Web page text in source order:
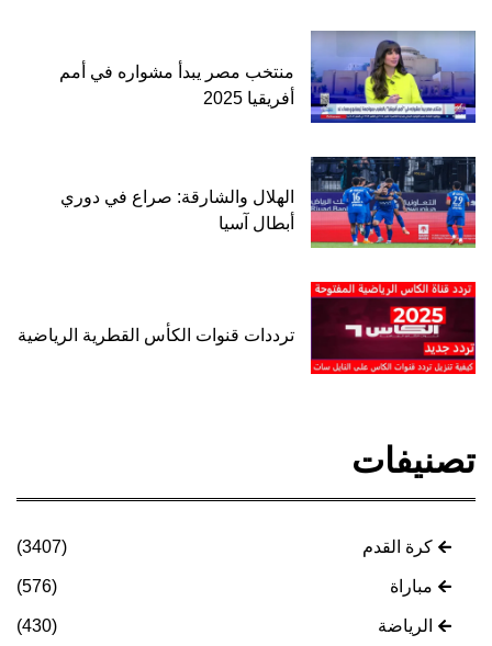
منتخب مصر يبدأ مشواره في أمم
أفريقيا 2025
الهلال والشارقة: صراع في دوري
أبطال آسيا
ترددات قنوات الكأس القطرية الرياضية
تصنيفات
كرة القدم (3407)
مباراة (576)
الرياضة (430)